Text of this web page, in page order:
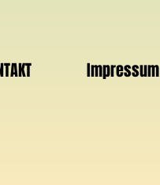
Impressum